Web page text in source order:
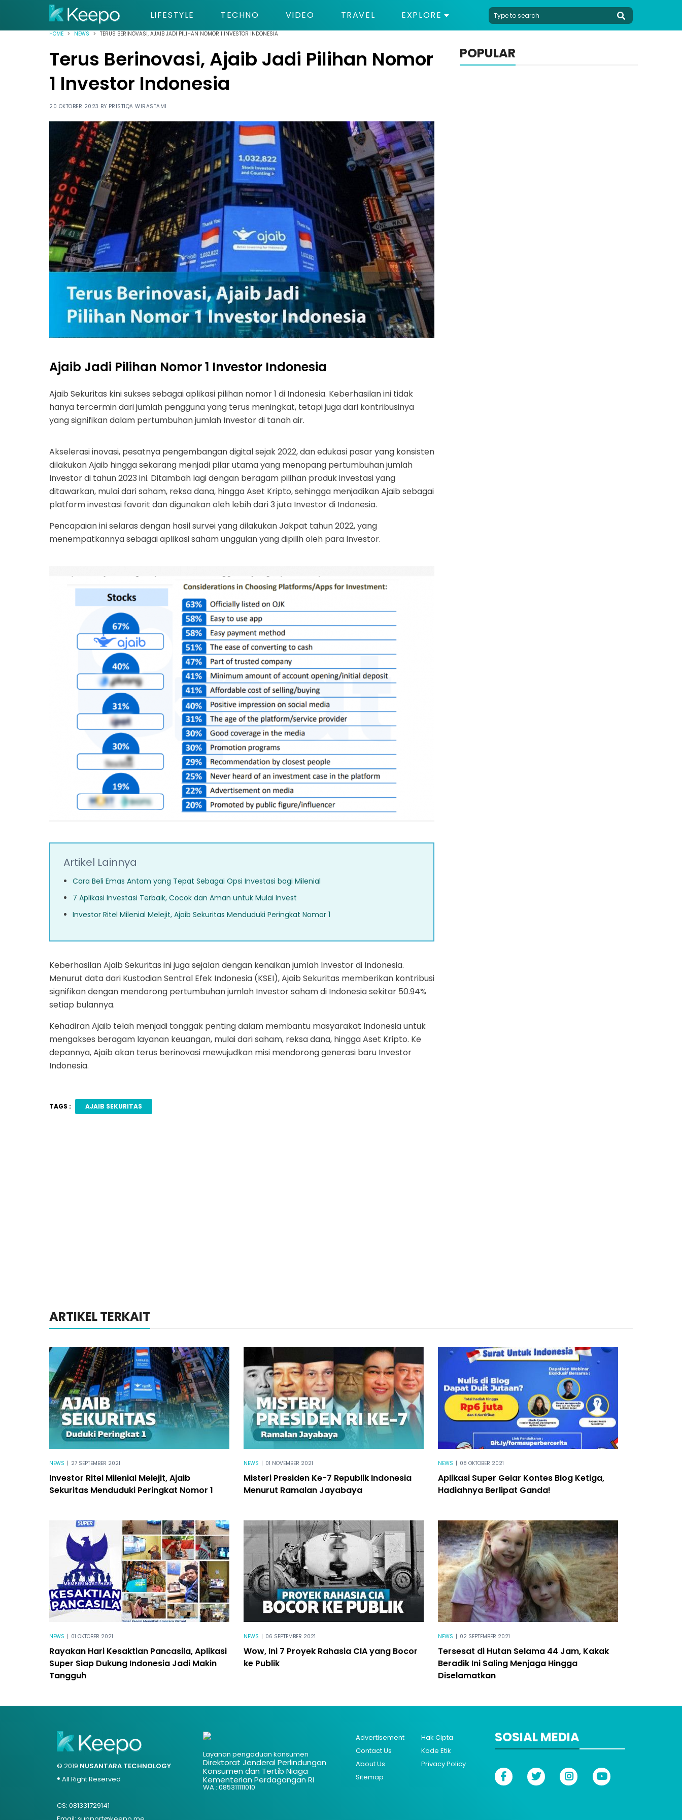
LIFESTYLE TECHNO VIDEO TRAVEL EXPLORE
HOME NEWS TERUS BERINOVASI, AJAIB JADI PILIHAN NOMOR 1 INVESTOR INDONESIA
Terus Berinovasi, Ajaib Jadi Pilihan Nomor
1 Investor Indonesia
20 OKTOBER 2023 BY PRISTIQA WIRASTAMI
Ajaib Jadi Pilihan Nomor 1 Investor Indonesia
Ajaib Sekuritas kini sukses sebagai aplikasi pilihan nomor 1 di Indonesia. Keberhasilan ini tidak
hanya tercermin dari jumlah pengguna yang terus meningkat, tetapi juga dari kontribusinya
yang signifikan dalam pertumbuhan jumlah Investor di tanah air.
Akselerasi inovasi, pesatnya pengembangan digital sejak 2022, dan edukasi pasar yang konsisten
dilakukan Ajaib hingga sekarang menjadi pilar utama yang menopang pertumbuhan jumlah
Investor di tahun 2023 ini. Ditambah lagi dengan beragam pilihan produk investasi yang
ditawarkan, mulai dari saham, reksa dana, hingga Aset Kripto, sehingga menjadikan Ajaib sebagai
platform investasi favorit dan digunakan oleh lebih dari 3 juta Investor di Indonesia.
Pencapaian ini selaras dengan hasil survei yang dilakukan Jakpat tahun 2022, yang
menempatkannya sebagai aplikasi saham unggulan yang dipilih oleh para Investor.
Artikel Lainnya
Cara Beli Emas Antam yang Tepat Sebagai Opsi Investasi bagi Milenial
7 Aplikasi Investasi Terbaik, Cocok dan Aman untuk Mulai Invest
Investor Ritel Milenial Melejit, Ajaib Sekuritas Menduduki Peringkat Nomor 1
Keberhasilan Ajaib Sekuritas ini juga sejalan dengan kenaikan jumlah Investor di Indonesia.
Menurut data dari Kustodian Sentral Efek Indonesia (KSEI), Ajaib Sekuritas memberikan kontribusi
signifikan dengan mendorong pertumbuhan jumlah Investor saham di Indonesia sekitar 50.94%
setiap bulannya.
Kehadiran Ajaib telah menjadi tonggak penting dalam membantu masyarakat Indonesia untuk
mengakses beragam layanan keuangan, mulai dari saham, reksa dana, hingga Aset Kripto. Ke
depannya, Ajaib akan terus berinovasi mewujudkan misi mendorong generasi baru Investor
Indonesia.
TAGS : AJAIB SEKURITAS
POPULAR
ARTIKEL TERKAIT
NEWS | 27 SEPTEMBER 2021
Investor Ritel Milenial Melejit, Ajaib
Sekuritas Menduduki Peringkat Nomor 1
NEWS | 01 NOVEMBER 2021
Misteri Presiden Ke-7 Republik Indonesia
Menurut Ramalan Jayabaya
NEWS | 08 OKTOBER 2021
Aplikasi Super Gelar Kontes Blog Ketiga,
Hadiahnya Berlipat Ganda!
NEWS | 01 OKTOBER 2021
Rayakan Hari Kesaktian Pancasila, Aplikasi
Super Siap Dukung Indonesia Jadi Makin
Tangguh
NEWS | 06 SEPTEMBER 2021
Wow, Ini 7 Proyek Rahasia CIA yang Bocor
ke Publik
NEWS | 02 SEPTEMBER 2021
Tersesat di Hutan Selama 44 Jam, Kakak
Beradik Ini Saling Menjaga Hingga
Diselamatkan
© 2019 NUSANTARA TECHNOLOGY
® All Right Reserved
CS: 081331729141
Layanan pengaduan konsumen
Direktorat Jenderal Perlindungan
Konsumen dan Tertib Niaga
Kementerian Perdagangan RI
WA : 085311111010
Advertisement
Hak Cipta
Contact Us
Kode Etik
About Us
Privacy Policy
Sitemap
SOSIAL MEDIA